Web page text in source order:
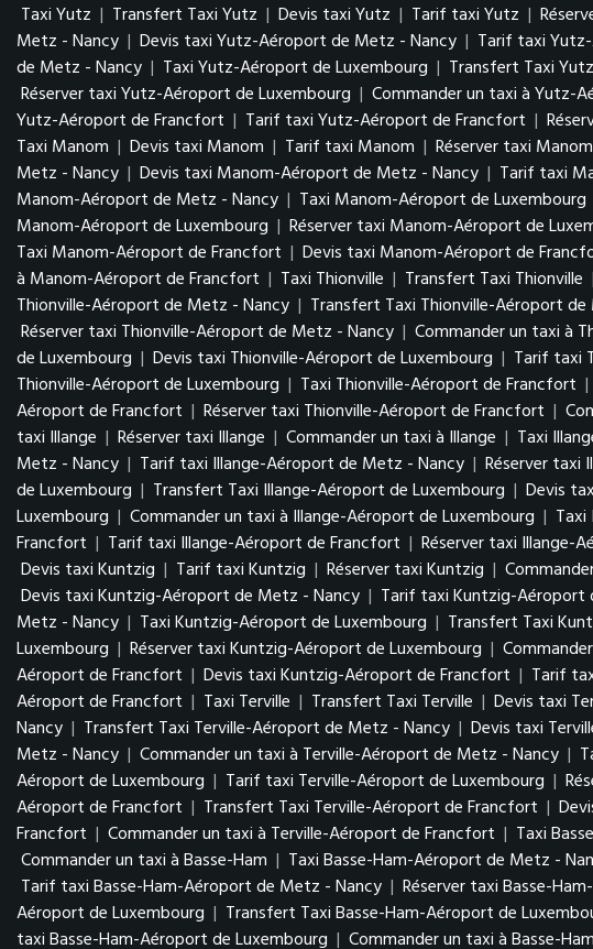
Taxi Yutz | Transfert Taxi Yutz | Devis taxi Yutz | Tarif taxi Yutz |
Metz - Nancy | Devis taxi Yutz-Aéroport de Metz - Nancy | Tarif taxi
de Metz - Nancy | Taxi Yutz-Aéroport de Luxembourg | Transfert Taxi
Réserver taxi Yutz-Aéroport de Luxembourg | Commander un taxi à Yutz-
Yutz-Aéroport de Francfort | Tarif taxi Yutz-Aéroport de Francfort |
Taxi Manom | Devis taxi Manom | Tarif taxi Manom | Réserver taxi Manom
Metz - Nancy | Devis taxi Manom-Aéroport de Metz - Nancy | Tarif taxi
Manom-Aéroport de Metz - Nancy | Taxi Manom-Aéroport de Luxembourg
Manom-Aéroport de Luxembourg | Réserver taxi Manom-Aéroport de
Taxi Manom-Aéroport de Francfort | Devis taxi Manom-Aéroport de
à Manom-Aéroport de Francfort | Taxi Thionville | Transfert Taxi Thionville |
Thionville-Aéroport de Metz - Nancy | Transfert Taxi Thionville-Aéroport
Réserver taxi Thionville-Aéroport de Metz - Nancy | Commander un taxi à
de Luxembourg | Devis taxi Thionville-Aéroport de Luxembourg | Tarif taxi
Thionville-Aéroport de Luxembourg | Taxi Thionville-Aéroport de Francfort |
Aéroport de Francfort | Réserver taxi Thionville-Aéroport de Francfort |
taxi Illange | Réserver taxi Illange | Commander un taxi à Illange | Taxi
Metz - Nancy | Tarif taxi Illange-Aéroport de Metz - Nancy | Réserver taxi
de Luxembourg | Transfert Taxi Illange-Aéroport de Luxembourg | Devis
Luxembourg | Commander un taxi à Illange-Aéroport de Luxembourg |
Francfort | Tarif taxi Illange-Aéroport de Francfort | Réserver taxi Illange-
Devis taxi Kuntzig | Tarif taxi Kuntzig | Réserver taxi Kuntzig |
Devis taxi Kuntzig-Aéroport de Metz - Nancy | Tarif taxi Kuntzig-Aéroport
Metz - Nancy | Taxi Kuntzig-Aéroport de Luxembourg | Transfert Taxi
Luxembourg | Réserver taxi Kuntzig-Aéroport de Luxembourg |
Aéroport de Francfort | Devis taxi Kuntzig-Aéroport de Francfort | Tarif
Aéroport de Francfort | Taxi Terville | Transfert Taxi Terville | Devis taxi
Nancy | Transfert Taxi Terville-Aéroport de Metz - Nancy | Devis taxi
Metz - Nancy | Commander un taxi à Terville-Aéroport de Metz - Nancy |
Aéroport de Luxembourg | Tarif taxi Terville-Aéroport de Luxembourg |
Aéroport de Francfort | Transfert Taxi Terville-Aéroport de Francfort |
Francfort | Commander un taxi à Terville-Aéroport de Francfort | Taxi
Commander un taxi à Basse-Ham | Taxi Basse-Ham-Aéroport de Metz -
Tarif taxi Basse-Ham-Aéroport de Metz - Nancy | Réserver taxi Basse-
Aéroport de Luxembourg | Transfert Taxi Basse-Ham-Aéroport de
taxi Basse-Ham-Aéroport de Luxembourg | Commander un taxi à Basse-